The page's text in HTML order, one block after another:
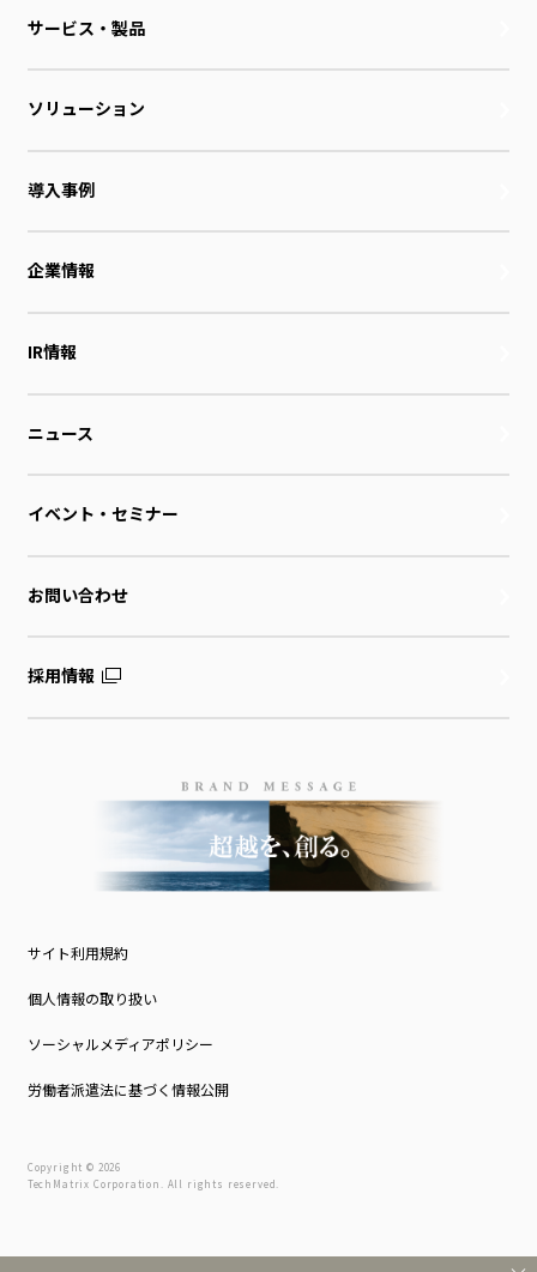
サービス・製品
ソリューション
導入事例
企業情報
IR情報
ニュース
イベント・セミナー
お問い合わせ
採用情報
サイト利用規約
個人情報の取り扱い
ソーシャルメディアポリシー
労働者派遣法に基づく情報公開
Copyright © 2026
TechMatrix Corporation. All rights reserved.